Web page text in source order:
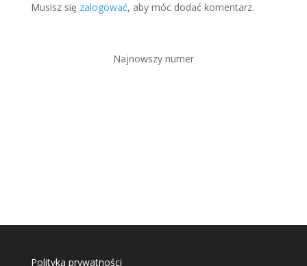
Musisz się zalogować, aby móc dodać komentarz.
Najnowszy numer
Polityka prywatności